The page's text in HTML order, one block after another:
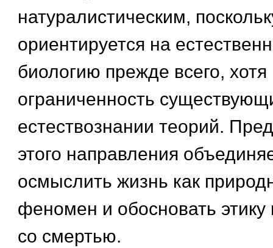
натуралистическим,
ориентируется на
биологию прежде всего,
ограниченность
естествознании теорий.
этого направления
осмыслить жизнь как
феномен и обосновать
со смертью.